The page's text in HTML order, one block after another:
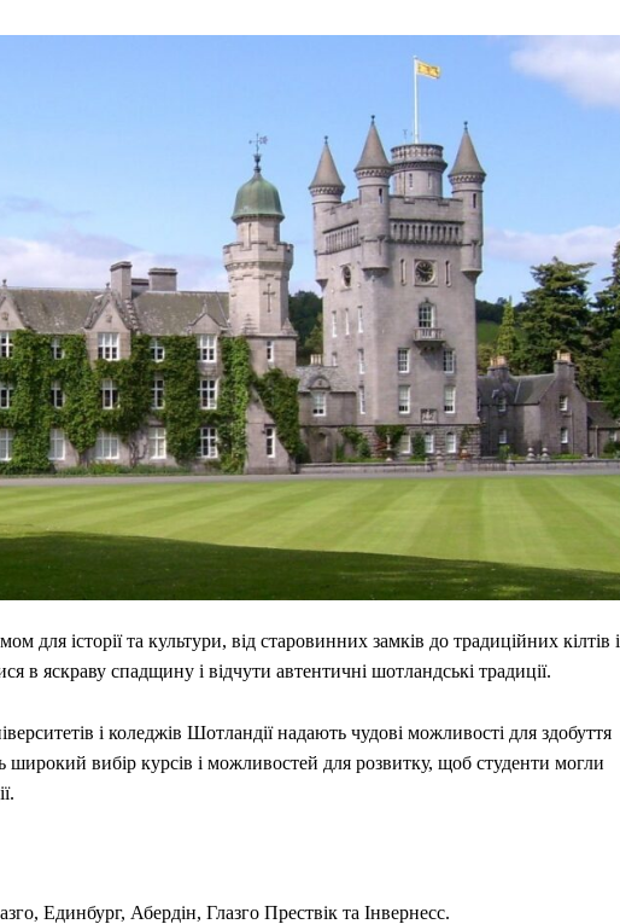
для історії та культури, від старовинних замків до традиційних кілтів і
в яскраву спадщину і відчути автентичні шотландські традиції.
і коледжів Шотландії надають чудові можливості для здобуття
вибір курсів і можливостей для розвитку, щоб студенти могли
Единбург, Абердін, Глазго Прествік та Інвернесс.